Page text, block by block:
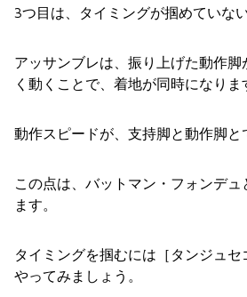
3つ目は、タイミングが掴めていない
アッサンブレは、振り上げた動作
く動くことで、着地が同時になりま
動作スピードが、支持脚と動作脚と
この点は、バットマン・フォンデュ
ます。
タイミングを掴むには［タンジュ
やってみましょう。